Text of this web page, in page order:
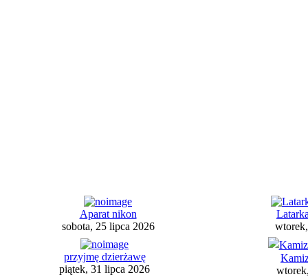
Aparat nikon
sobota, 25 lipca 2026
przyjmę dzierżawę
piątek, 31 lipca 2026